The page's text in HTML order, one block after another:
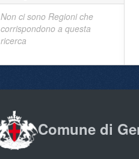
Non ci sono Regioni che
corrispondono a questa
ricerca
Comune di